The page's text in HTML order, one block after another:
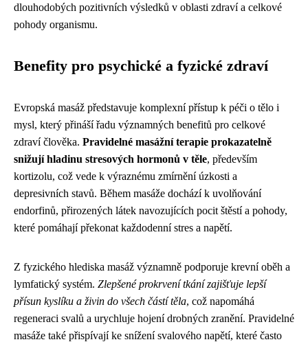
dlouhodobých pozitivních výsledků v oblasti zdraví a celkové
pohody organismu.
Benefity pro psychické a fyzické zdraví
Evropská masáž představuje komplexní přístup k péči o tělo i
mysl, který přináší řadu významných benefitů pro celkové
zdraví člověka. Pravidelné masážní terapie prokazatelně
snižují hladinu stresových hormonů v těle, především
kortizolu, což vede k výraznému zmírnění úzkosti a
depresivních stavů. Během masáže dochází k uvolňování
endorfinů, přirozených látek navozujících pocit štěstí a pohody,
které pomáhají překonat každodenní stres a napětí.
Z fyzického hlediska masáž významně podporuje krevní oběh a
lymfatický systém. Zlepšené prokrvení tkání zajišťuje lepší
přísun kyslíku a živin do všech částí těla, což napomáhá
regeneraci svalů a urychluje hojení drobných zranění. Pravidelné
masáže také přispívají ke snížení svalového napětí, které často